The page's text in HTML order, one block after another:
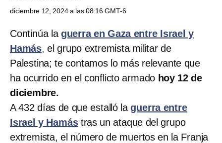
diciembre 12, 2024 a las 08:16 GMT-6
Continúa la guerra en Gaza entre Israel y
Hamás, el grupo extremista militar de
Palestina; te contamos lo más relevante que
ha ocurrido en el conflicto armado hoy 12 de
diciembre.
A 432 días de que estalló la guerra entre
Israel y Hamástras un ataque del grupo
extremista, el número de muertos en la Franja